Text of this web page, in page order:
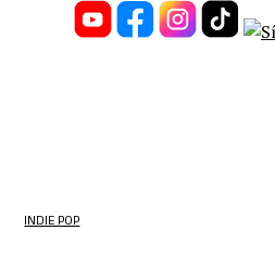
INDIE POP